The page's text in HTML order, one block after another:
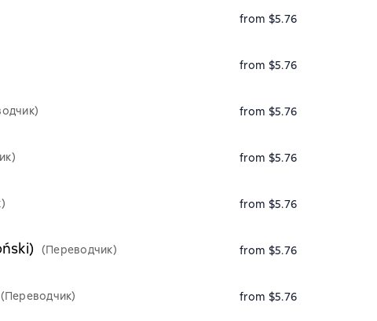
from $5.76
from $5.76
from $5.76
from $5.76
from $5.76
(Переводчик)
from $5.76
(Переводчик)
from $5.76